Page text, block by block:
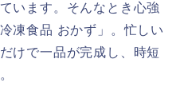
います。そんなとき心強
凍食品 おかず」。忙しい
けで一品が完成し、時短